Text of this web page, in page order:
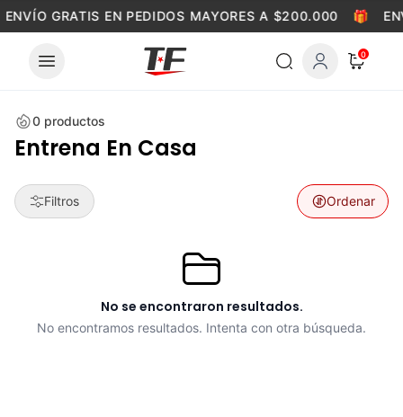
Skip to content
ENVÍO GRATIS EN PEDIDOS MAYORES A $200.000 🎁
0
0 productos
Entrena En Casa
Filtros Ordenar
No se encontraron resultados.
No encontramos resultados. Intenta con otra búsqueda.